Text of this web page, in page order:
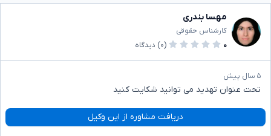
مهسا بندری
کارشناس حقوقی
۰
(۰) دیدگاه
۵ سال پیش
تحت عنوان تهدید می توانید شکایت کنید
دریافت مشاوره از این وکیل